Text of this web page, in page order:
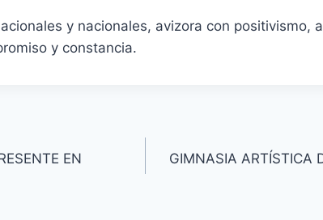
y nacionales, avizora con
y constancia.
EN
GIMNASIA ARTÍSTICA